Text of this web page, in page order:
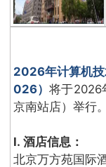
2026年计算机
026）将于2026
京南站店）举行
Ⅰ. 酒店信息：
北京万方苑国际